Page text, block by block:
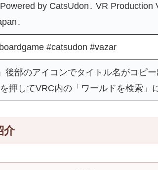
by CatsUdon․ VR Production
#catsudon #vazar
後部のアイコンでタイトル名がコピー
押してVRC内の「ワールドを検索」
介